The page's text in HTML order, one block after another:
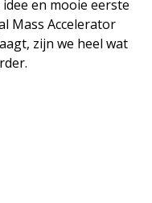
en mooie eerste
Mass Accelerator
zijn we heel wat